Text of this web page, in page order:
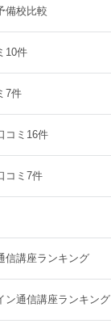
備校比較
10件
7件
コミ16件
コミ7件
信講座ランキング
ン通信講座ランキング